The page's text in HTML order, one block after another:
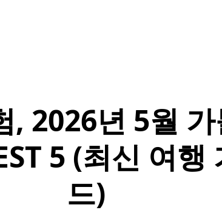
, 2026년 5월
5 (최신 여행
드)